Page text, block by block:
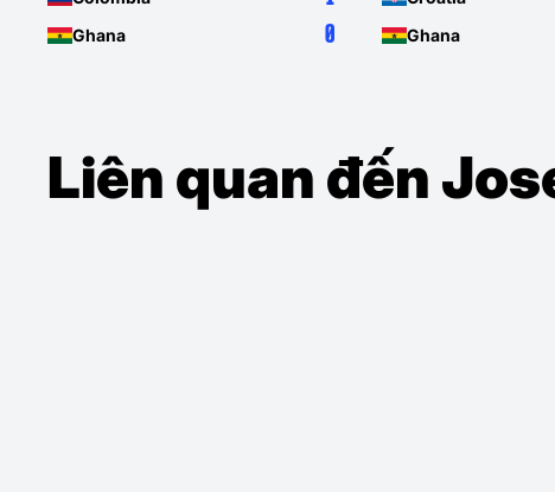
Ghana 0 Ghana
Liên quan đến